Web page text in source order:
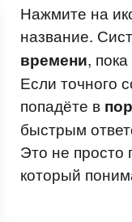
Нажмите на
название.
времени,
Если точного
попадёте в
быстрым
Это не просто
который